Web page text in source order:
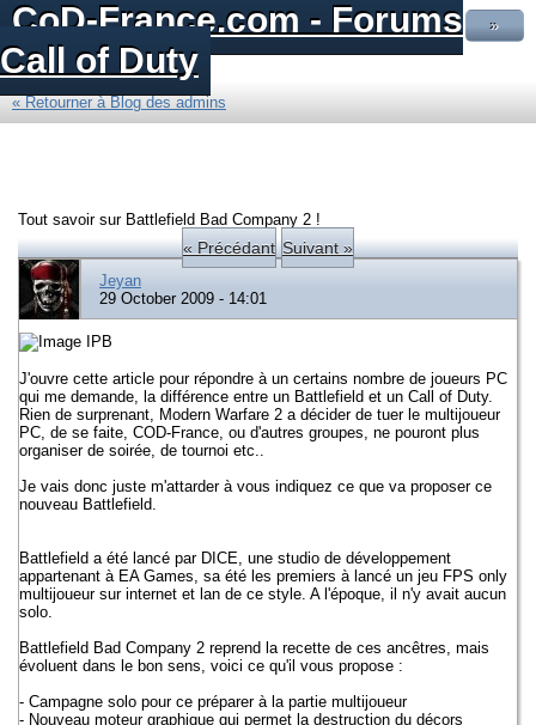
CoD-France.com - Forums
Call of Duty
»
« Retourner à Blog des admins
Tout savoir sur Battlefield Bad Company 2 !
« Précédant Suivant »
Jeyan
29 October 2009 - 14:01
J'ouvre cette article pour répondre à un certains nombre de joueurs PC
qui me demande, la différence entre un Battlefield et un Call of Duty.
Rien de surprenant, Modern Warfare 2 a décider de tuer le multijoueur
PC, de se faite, COD-France, ou d'autres groupes, ne pouront plus
organiser de soirée, de tournoi etc..
Je vais donc juste m'attarder à vous indiquez ce que va proposer ce
nouveau Battlefield.
Battlefield a été lancé par DICE, une studio de développement
appartenant à EA Games, sa été les premiers à lancé un jeu FPS only
multijoueur sur internet et lan de ce style. A l'époque, il n'y avait aucun
solo.
Battlefield Bad Company 2 reprend la recette de ces ancêtres, mais
évoluent dans le bon sens, voici ce qu'il vous propose :
- Campagne solo pour ce préparer à la partie multijoueur
- Nouveau moteur graphique qui permet la destruction du décors